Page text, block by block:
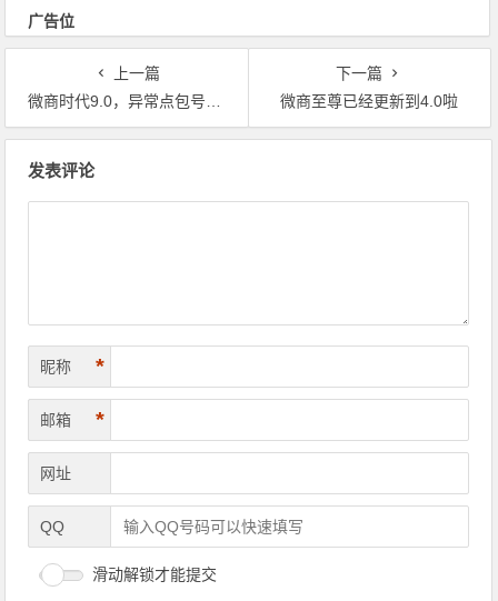
广告位
上一篇
微商时代9.0，异常点包号可以秒了
下一篇
微商至尊已经更新到4.0啦
发表评论
昵称 *
邮箱 *
网址
QQ
滑动解锁才能提交